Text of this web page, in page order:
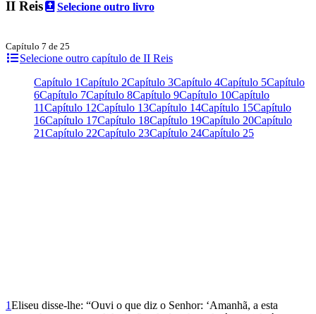
II Reis Selecione outro livro
Capítulo 7 de 25
Selecione outro capítulo de II Reis
Capítulo 1Capítulo 2Capítulo 3Capítulo 4Capítulo 5Capítulo
6Capítulo 7Capítulo 8Capítulo 9Capítulo 10Capítulo
11Capítulo 12Capítulo 13Capítulo 14Capítulo 15Capítulo
16Capítulo 17Capítulo 18Capítulo 19Capítulo 20Capítulo
21Capítulo 22Capítulo 23Capítulo 24Capítulo 25
1Eliseu disse-lhe: “Ouvi o que diz o Senhor: ‘Amanhã, a esta